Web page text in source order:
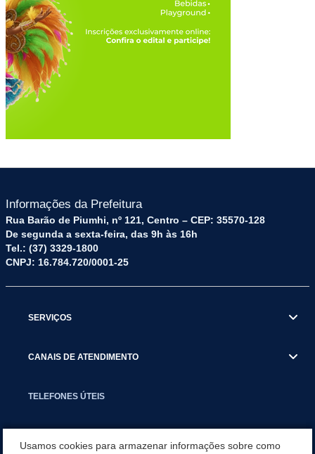
Informações da Prefeitura
Rua Barão de Piumhi, nº 121, Centro – CEP: 35570-128
De segunda a sexta-feira, das 9h às 16h
Tel.: (37) 3329-1800
CNPJ: 16.784.720/0001-25
SERVIÇOS
CANAIS DE ATENDIMENTO
TELEFONES ÚTEIS
Usamos cookies para armazenar informações sobre como